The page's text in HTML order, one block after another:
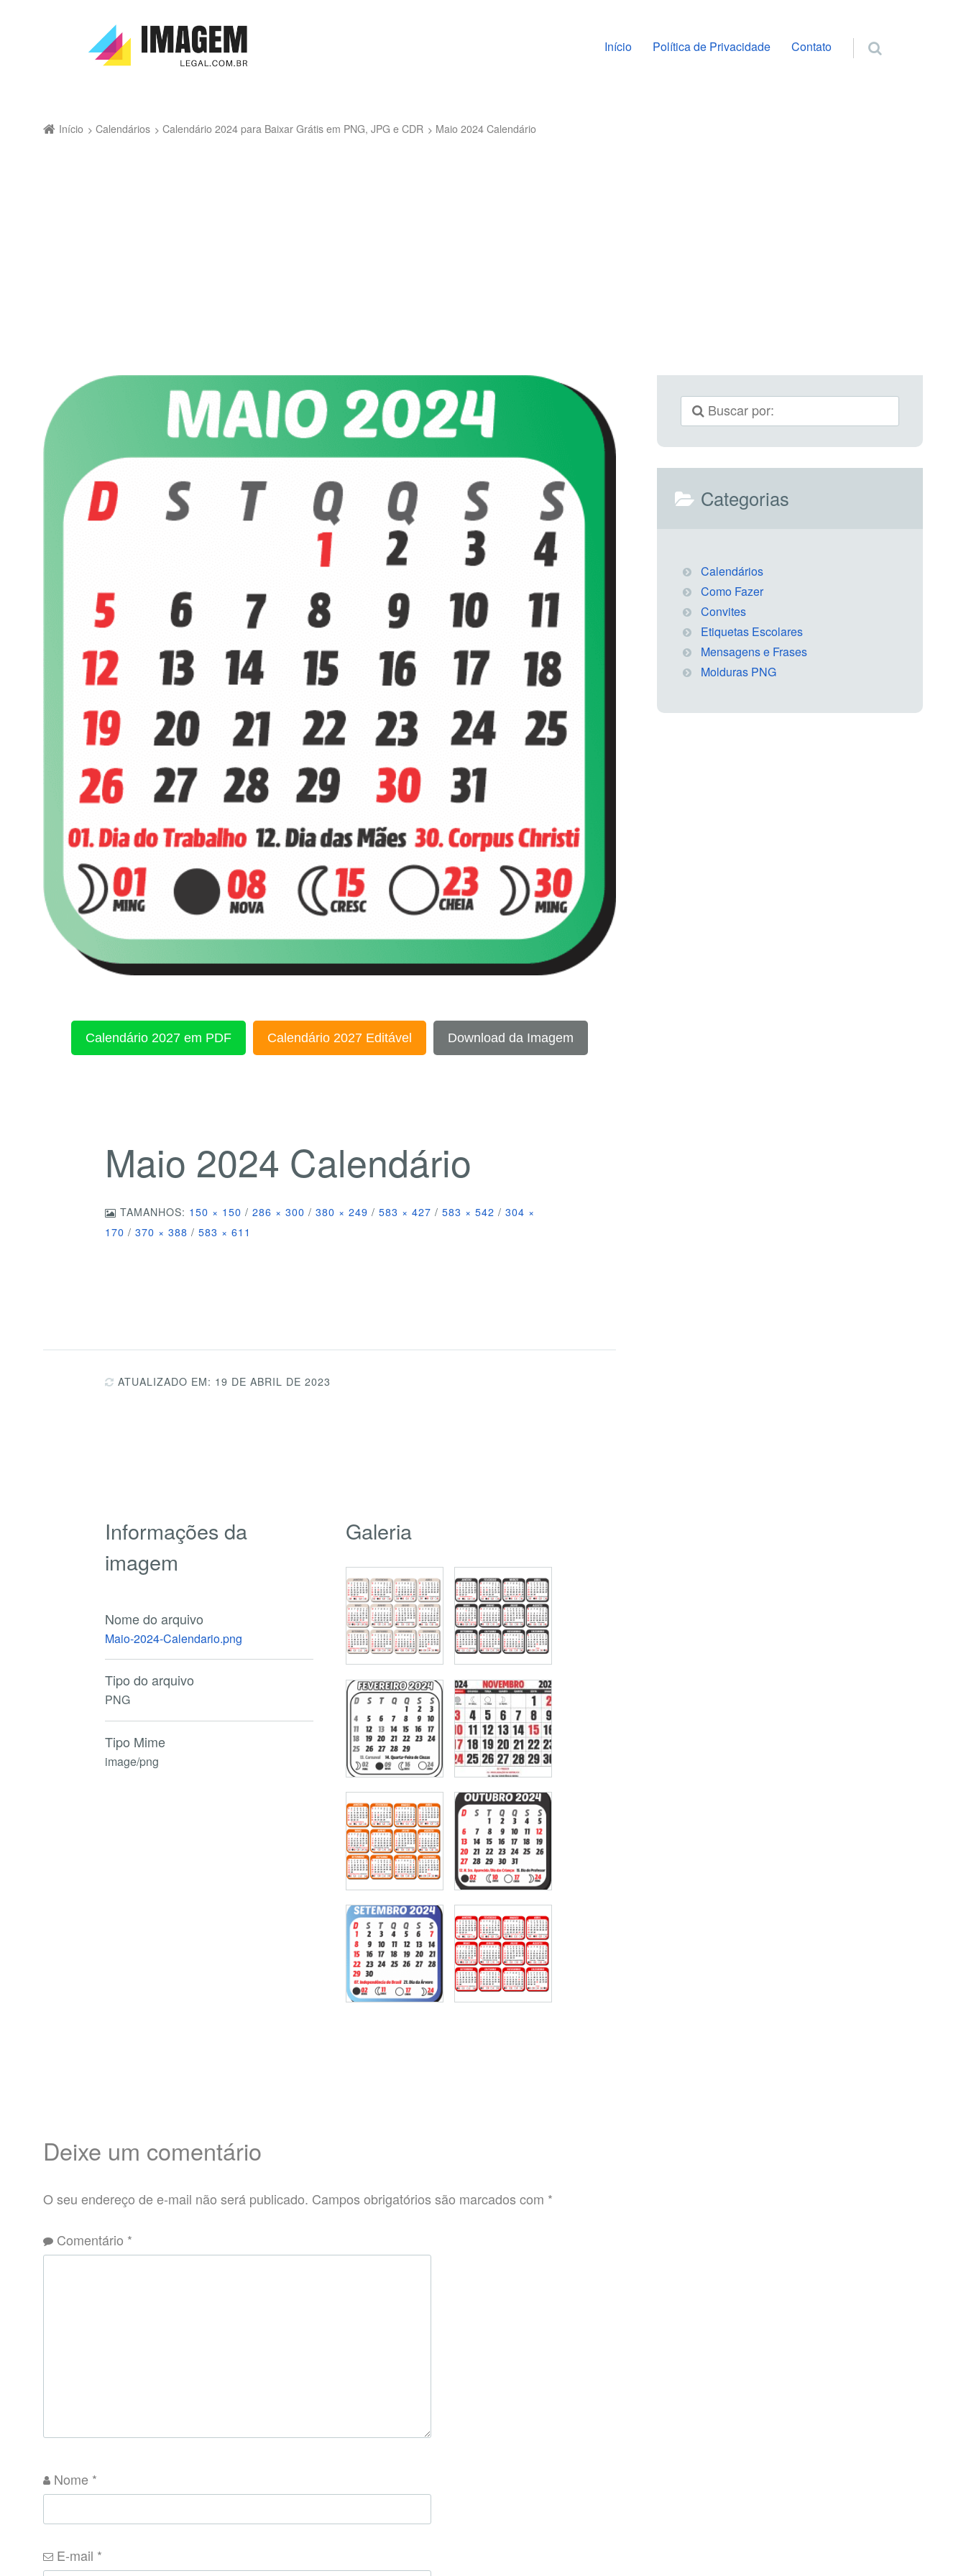
Pular para o conteúdo
Início Política de Privacidade Contato
Início Calendários Calendário 2024 para Baixar Grátis em PNG, JPG e CDR Maio 2024 Calendário
Calendário 2027 em PDF Calendário 2027 Editável Download da Imagem
Maio 2024 Calendário
TAMANHOS: 150 × 150 / 286 × 300 / 380 × 249 / 583 × 427 / 583 × 542 / 304 ×
170 / 370 × 388 / 583 × 611
ATUALIZADO EM: 19 DE ABRIL DE 2023
Informações da
imagem
Nome do arquivo
Maio-2024-Calendario.png
Tipo do arquivo
PNG
Tipo Mime
image/png
Galeria
Deixe um comentário
O seu endereço de e-mail não será publicado. Campos obrigatórios são marcados com *
Comentário *
Nome *
E-mail *
Categorias
Calendários
Como Fazer
Convites
Etiquetas Escolares
Mensagens e Frases
Molduras PNG